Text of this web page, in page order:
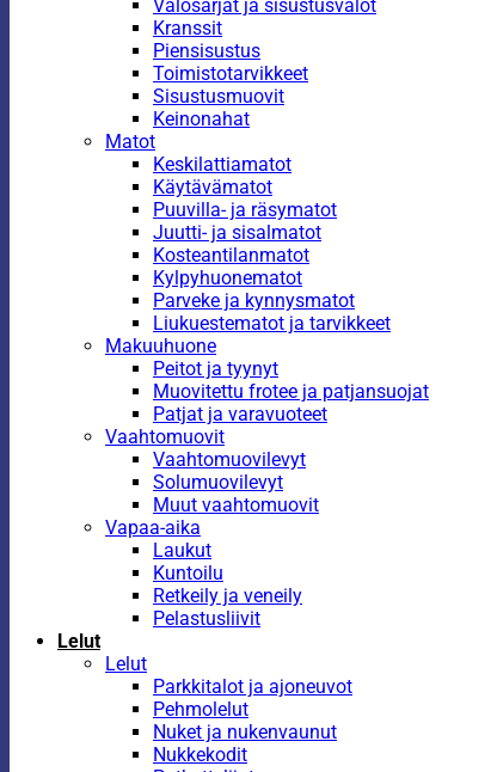
Valosarjat ja sisustusvalot
Kranssit
Piensisustus
Toimistotarvikkeet
Sisustusmuovit
Keinonahat
Matot
Keskilattiamatot
Käytävämatot
Puuvilla- ja räsymatot
Juutti- ja sisalmatot
Kosteantilanmatot
Kylpyhuonematot
Parveke ja kynnysmatot
Liukuestematot ja tarvikkeet
Makuuhuone
Peitot ja tyynyt
Muovitettu frotee ja patjansuojat
Patjat ja varavuoteet
Vaahtomuovit
Vaahtomuovilevyt
Solumuovilevyt
Muut vaahtomuovit
Vapaa-aika
Laukut
Kuntoilu
Retkeily ja veneily
Pelastusliivit
Lelut
Lelut
Parkkitalot ja ajoneuvot
Pehmolelut
Nuket ja nukenvaunut
Nukkekodit